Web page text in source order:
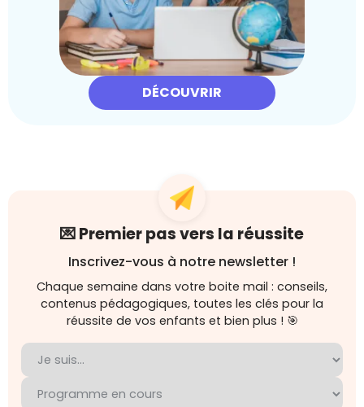
DÉCOUVRIR
💌 Premier pas vers la réussite
Inscrivez-vous à notre newsletter !
Chaque semaine dans votre boite mail : conseils,
contenus pédagogiques, toutes les clés pour la
réussite de vos enfants et bien plus ! 🎯